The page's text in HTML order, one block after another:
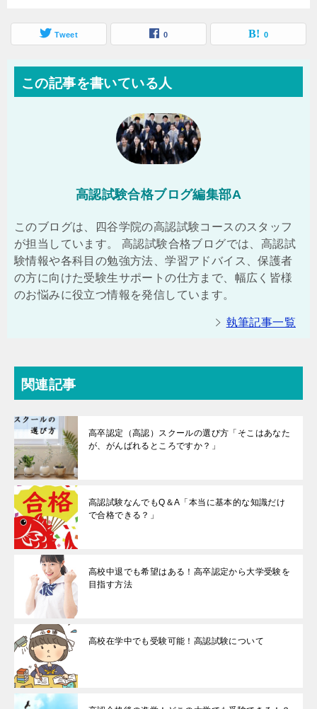
Tweet 0 0
この記事を書いている人
高認試験合格ブログ編集部A
このブログは、四谷学院の高認試験コースのスタッフ
が担当しています。 高認試験合格ブログでは、高認試
験情報や各科目の勉強方法、学習アドバイス、保護者
の方に向けた受験生サポートの仕方まで、幅広く皆様
のお悩みに役立つ情報を発信しています。
執筆記事一覧
関連記事
高卒認定（高認）スクールの選び方「そこはあなた
が、がんばれるところですか？」
高認試験なんでもQ＆A「本当に基本的な知識だけ
で合格できる？」
高校中退でも希望はある！高卒認定から大学受験を
目指す方法
高校在学中でも受験可能！高認試験について